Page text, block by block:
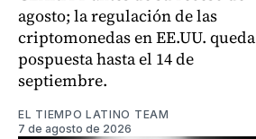
agosto; la regulación de las
criptomonedas en EE.UU. queda
pospuesta hasta el 14 de
septiembre.
EL TIEMPO LATINO TEAM
7 de agosto de 2026